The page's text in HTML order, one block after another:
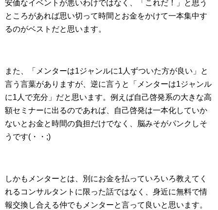
安価なイベントが悪いわけではなく、「これだ！」と思う
ところがあれば思い切って時間とお金をかけて一本集中す
るのがベストだと思います。
また、「メンターは1ジャンルに1人ずついた方が良い」と
言う言葉がありますが、逆に言うと「メンターは1ジャンル
に1人で充分」だと思います。例えば自己啓発系の大きな高
額セミナーに出るのであれば、自己啓発は一本化していか
ないとお金と時間の負担だけでなく、脳みそがパンクしそ
うです(・・;)
しかもメンターとは、別にお金を払っていろいろ教えてく
れるコンサルタントに限った話ではなく、身近に無料で情
報交換し合える仲でもメンターと言って良いと思います。